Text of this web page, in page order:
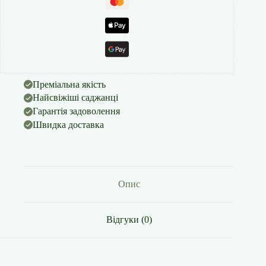
Преміальна якість
Найсвіжіші саджанці
Гарантія задоволення
Швидка доставка
Опис
Відгуки (0)